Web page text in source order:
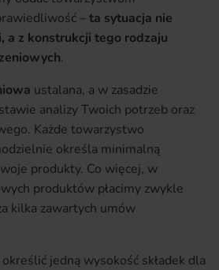
–ta sytuacja nie
a z konstrukcji tego rodzaju
.
ustalana, a w zasadzie
analizy Twoich potrzeb oraz
Każde towarzystwo
określa minimalną
produkty. Co więcej, w
produktów płacimy zwykle
kilka zawartych umów
jedną wysokość składek dla